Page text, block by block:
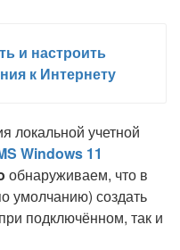
и настроить
к Интернету
локальной учетной
Windows 11
обнаруживаем, что в
умолчанию) создать
подключённом, так и